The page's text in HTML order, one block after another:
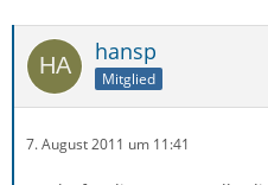
hansp
Mitglied
7. August 2011 um 11:41